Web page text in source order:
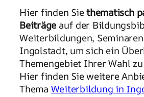
Hier finden Siethematisch
Beiträge auf der
Weiterbildungen,
Ingolstadt, um sich ein
Themengebiet Ihrer Wahl
Hier finden Sie weitere
Thema Weiterbildung in